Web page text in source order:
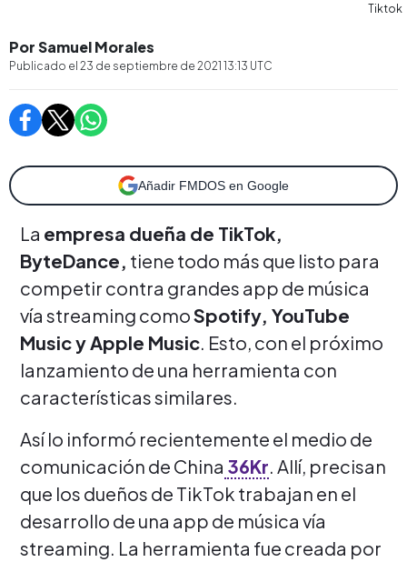
Tiktok
Por Samuel Morales
Publicado el 23 de septiembre de 2021 13:13 UTC
Añadir FMDOS en Google
La empresa dueña de TikTok,
ByteDance, tiene todo más que listo para
competir contra grandes app de música
vía streaming comoSpotify, YouTube
Music y Apple Music. Esto, con el próximo
lanzamiento de una herramienta con
características similares.
Así lo informó recientemente el medio de
comunicación de China 36Kr. Allí, precisan
que los dueños de TikTok trabajan en el
desarrollo de una app de música vía
streaming. La herramienta fue creada por